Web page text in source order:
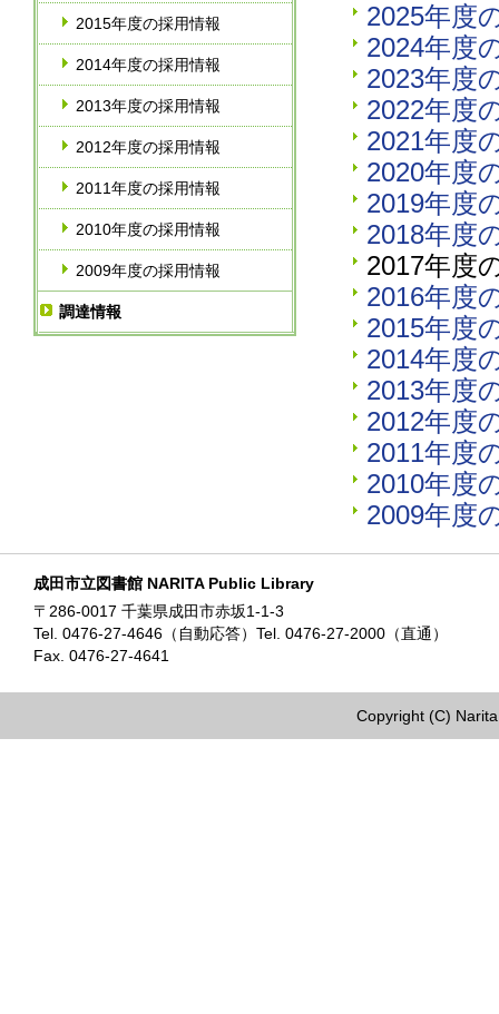
2015年度の採用情報
2014年度の採用情報
2013年度の採用情報
2012年度の採用情報
2011年度の採用情報
2010年度の採用情報
2009年度の採用情報
調達情報
2025年度
2024年度
2023年度
2022年度
2021年度
2020年度
2019年度
2018年度
2017年度
2016年度
2015年度
2014年度
2013年度
2012年度
2011年度
2010年度
2009年度
成田市立図書館 NARITA Public Library
〒286-0017 千葉県成田市赤坂1-1-3
Tel. 0476-27-4646（自動応答）Tel. 0476-27-2000（直通）
Fax. 0476-27-4641
Copyright (C)